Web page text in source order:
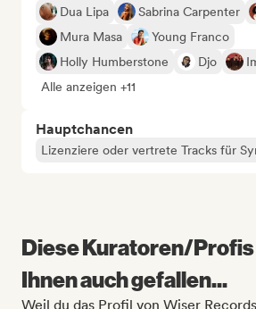
Dua Lipa Sabrina Carpenter
Mura Masa
Young Franco
Holly Humberstone
Djo
Alle anzeigen +11
Hauptchancen
Lizenziere oder vertrete Tracks für
Diese Kuratoren/
Ihnen auch gefallen...
Weil du das Profil von Wiser